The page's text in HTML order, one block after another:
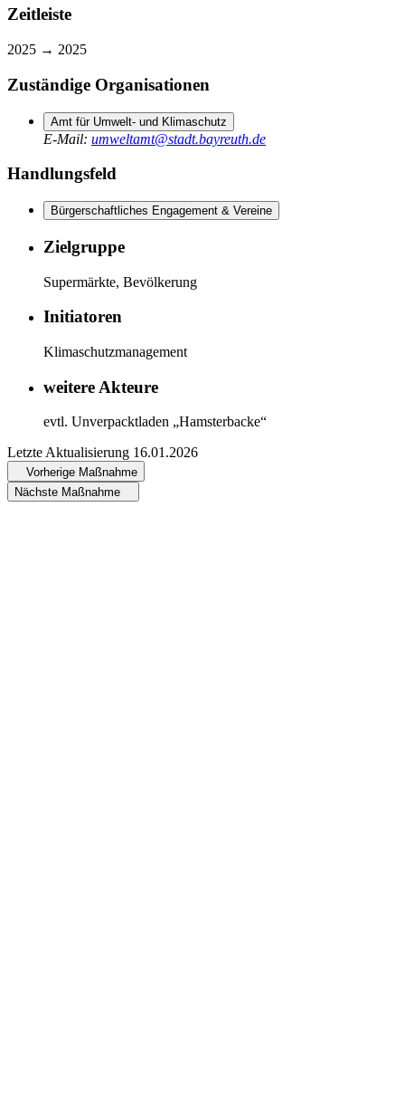
Zeitleiste
2025 → 2025
Zuständige Organisationen
Amt für Umwelt- und Klimaschutz
E-Mail: umweltamt@stadt.bayreuth.de
Handlungsfeld
Bürgerschaftliches Engagement & Vereine
Zielgruppe
Supermärkte, Bevölkerung
Initiatoren
Klimaschutzmanagement
weitere Akteure
evtl. Unverpacktladen „Hamsterbacke“
Letzte Aktualisierung 16.01.2026
Vorherige Maßnahme
Nächste Maßnahme